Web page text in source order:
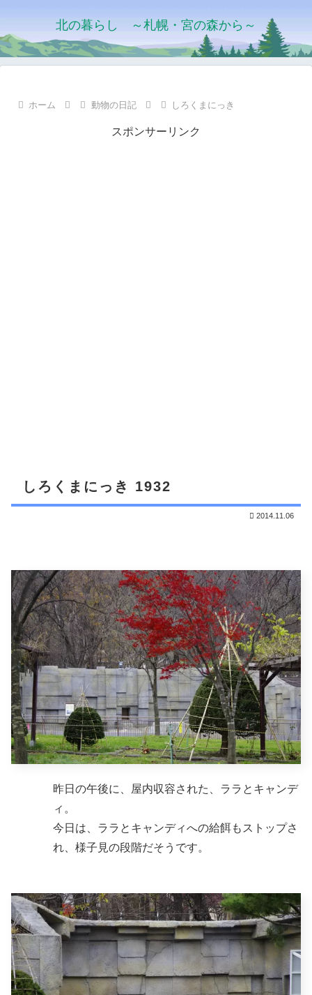
北の暮らし ～札幌・宮の森から～
ホーム 動物の日記 しろくまにっき
スポンサーリンク
しろくまにっき 1932
2014.11.06
昨日の午後に、屋内収容された、ララとキャンデ
ィ。
今日は、ララとキャンディへの給餌もストップさ
れ、様子見の段階だそうです。